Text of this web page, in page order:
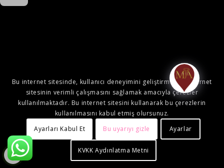
Bu internet sitesinde, kullanıcı deneyimini geliştirmek ve internet
sitesinin verimli çalışmasını sağlamak amacıyla çerezler
kullanılmaktadır. Bu internet sitesini kullanarak bu çerezlerin
kullanılmasını kabul etmiş olursunuz.
Ayarları Kabul Et
Bu uyarıyı gizle Ayarlar
KVKK Aydınlatma Metni